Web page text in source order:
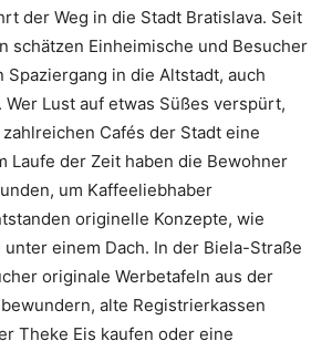
der Weg in die Stadt Bratislava. Seit
schätzen Einheimische und Besucher
in die Altstadt, auch
Wer Lust auf etwas Süßes verspürt,
Cafés der Stadt eine
Laufe der Zeit haben die Bewohner
um Kaffeeliebhaber
originelle Konzepte, wie
unter einem Dach. In der Biela-Straße
originale Werbetafeln aus der
alte Registrierkassen
Theke Eis kaufen oder eine